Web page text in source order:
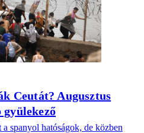
Ceutát? Augusztus
gyülekező
spanyol hatóságok, de közben